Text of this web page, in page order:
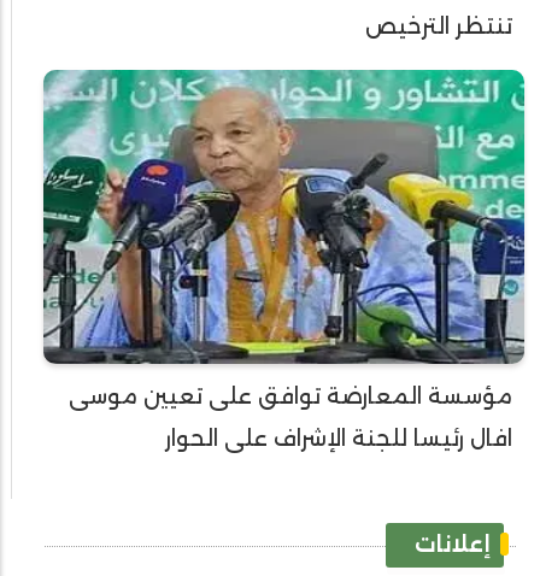
تنتظر الترخيص
مؤسسة المعارضة توافق على تعيين موسى
افال رئيسا للجنة الإشراف على الحوار
إعلانات